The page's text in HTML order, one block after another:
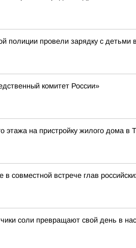
полиции провели зарядку с
комитет России»
этажа на пристройку жилого дома в
совместной встрече глав
соли превращают свой день в